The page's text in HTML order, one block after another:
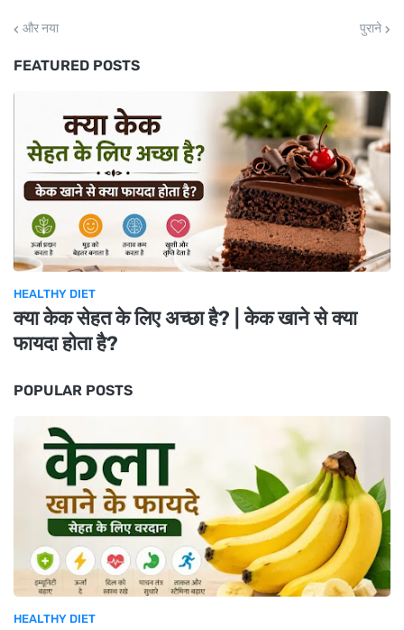
और नया पुराने
FEATURED POSTS
HEALTHY DIET
क्या केक सेहत के लिए अच्छा है? | केक खाने से क्या
फायदा होता है?
POPULAR POSTS
HEALTHY DIET